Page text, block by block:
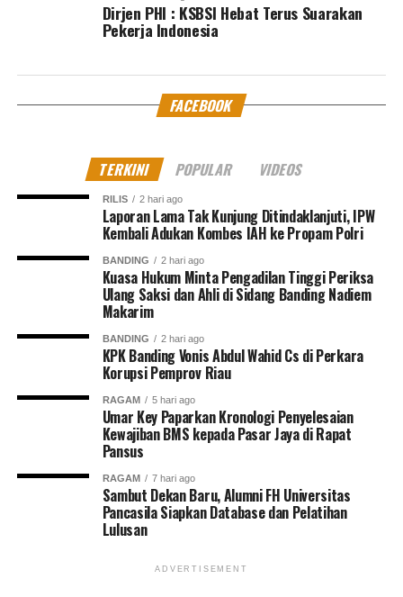
Dirjen PHI : KSBSI Hebat Terus Suarakan
Pekerja Indonesia
FACEBOOK
TERKINI POPULAR VIDEOS
RILIS 2 hari ago
Laporan Lama Tak Kunjung Ditindaklanjuti, IPW
Kembali Adukan Kombes IAH ke Propam Polri
BANDING 2 hari ago
Kuasa Hukum Minta Pengadilan Tinggi Periksa
Ulang Saksi dan Ahli di Sidang Banding Nadiem
Makarim
BANDING 2 hari ago
KPK Banding Vonis Abdul Wahid Cs di Perkara
Korupsi Pemprov Riau
RAGAM 5 hari ago
Umar Key Paparkan Kronologi Penyelesaian
Kewajiban BMS kepada Pasar Jaya di Rapat
Pansus
RAGAM 7 hari ago
Sambut Dekan Baru, Alumni FH Universitas
Pancasila Siapkan Database dan Pelatihan
Lulusan
ADVERTISEMENT